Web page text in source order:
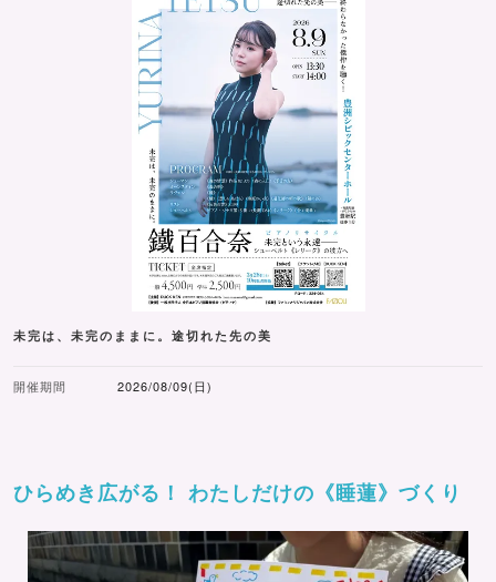
未完は、未完のままに。途切れた先の美
開催期間 2026/08/09(日)
ひらめき広がる！ わたしだけの《睡蓮》づくり